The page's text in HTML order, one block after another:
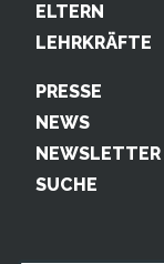
ELTERN
LEHRKRÄFTE
PRESSE
NEWS
NEWSLETTER
SUCHE